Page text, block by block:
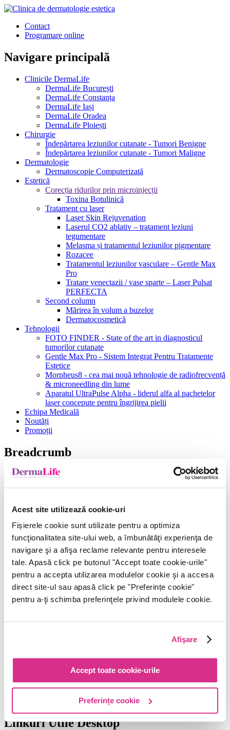
Acest site utilizează cookie-uri
Fișierele cookie sunt utilizate pentru a optimiza
funcţionalitatea site-ului web, a îmbunătăţi experienţa de
navigare şi a afişa reclame relevante pentru interesele
tale. Apasă click pe butonul "Accept toate cookie-urile"
pentru a accepta utilizarea modulelor cookie şi a accesa
direct site-ul sau apasă click pe "Preferințe cookie"
pentru a-ţi schimba preferinţele privind modulele cookie.
Afişare
Accept toate cookie-urile
Preferințe cookie
Contact
Programare online
Navigare principală
Clinicile DermaLife
DermaLife București
DermaLife Constanța
DermaLife Iași
DermaLife Oradea
DermaLife Ploiești
Chirurgie
Îndepărtarea leziunilor cutanate - Tumori Benigne
Îndepărtarea leziunilor cutanate - Tumori Maligne
Dermatologie
Dermatoscopie Computerizată
Estetică
Corecția ridurilor prin microinjecții
Toxina Botulinică
Tratament cu laser
Laser Skin Rejuvenation
Laserul CO2 ablativ – tratament leziuni
tegumentare
Melasma și tratamentul leziunilor pigmentare
Rozacee
Tratamentul leziunilor vasculare – Gentle Max
Pro
Tratare venectazii / vase sparte – Laser Pulsat
PERFECTA
Second column
Mărirea în volum a buzelor
Dermatocosmetică
Tehnologii
FOTO FINDER - State of the art in diagnosticul
tumorilor cutanate
Gentle Max Pro - Sistem Integrat Pentru Tratamente
Estetice
Morpheus8 - cea mai nouă tehnologie de radiofrecvență
& microneedling din lume
Aparatul UltraPulse Alpha - liderul alfa al pachetelor
laser concepute pentru îngrijirea pielii
Echipa Medicală
Noutăți
Promoții
Breadcrumb
Acasă
Descoperă cele mai recente
inovații în dermatologie!
De la terapii avansate pentru acnee la soluții anti-îmbătrânire, suntem
aici pentru a-ți îmbunătăți sănătatea și aspectul pielii
LaDermaLifene gândim în primul rând la sănătatea pielii tale și
aducem tehnologia viitorului chiar înainte de a fi vândută pe piața
Linkuri Utile Desktop